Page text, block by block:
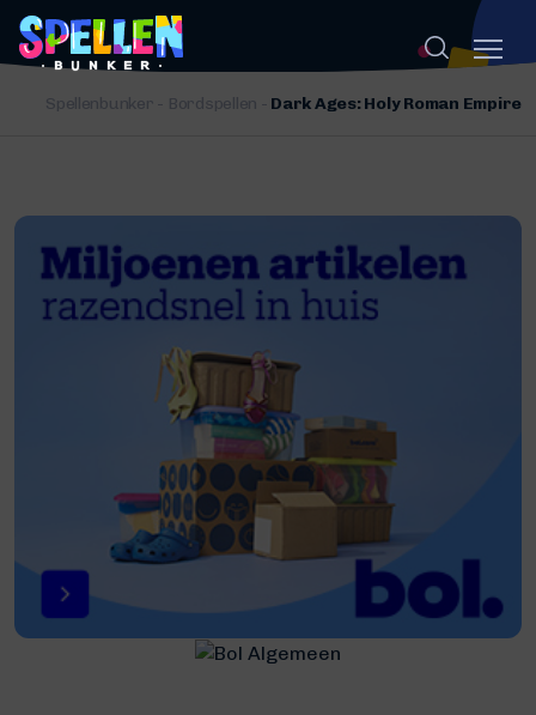
Spellenbunker - Bordspellen - Dark Ages: Holy Roman Empire